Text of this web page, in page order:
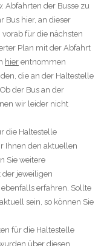
Abfahrten der Busse zu
Bus hier, an dieser
für die nächsten
Plan mit der Abfahrt
hier entnommen
die an der Haltestelle
der Bus an der
wir leider nicht
die Haltestelle
Ihnen den aktuellen
Sie weitere
jeweiligen
erfahren. Sollte
sein, so können Sie
für die Haltestelle
über diesen